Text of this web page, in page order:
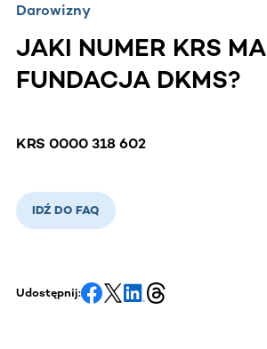
Darowizny
JAKI NUMER KRS MA
FUNDACJA DKMS?
KRS 0000 318 602
IDŹ DO FAQ
Udostępnij: